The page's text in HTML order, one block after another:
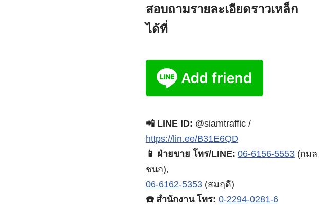
สอบถามรายละเอียดราวเหล็ก
ได้ที่
📲 LINE ID: @siamtraffic /
https://lin.ee/B31E6QD
📱 ฝ่ายขาย โทร/LINE: 06-6156-5553(กมล
ชนก),
06-6162-5353(สมฤดี)
☎️ สำนักงาน โทร: 0-2294-0281-6